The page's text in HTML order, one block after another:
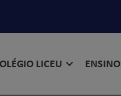
LICEU ENSINO